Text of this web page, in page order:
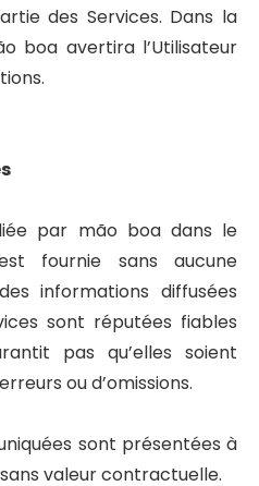
des Services. Dans la
boa avertira l’Utilisateur
par mão boa dans le
fournie sans aucune
informations diffusées
sont réputées fiables
pas qu’elles soient
ou d’omissions.
sont présentées à
valeur contractuelle.